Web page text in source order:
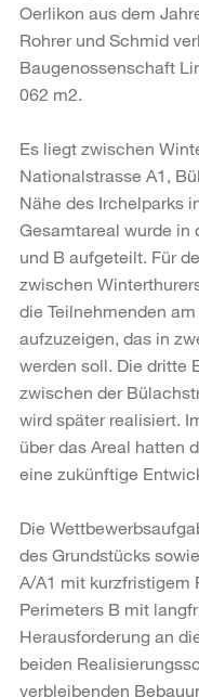
Oerlikon aus dem
Rohrer und Schmid
Baugenossenschaft
062 m2.
Es liegt zwischen
Nationalstrasse A1,
Nähe des Irchelparks
Gesamtareal wurde in
und B aufgeteilt. Für
zwischen
die Teilnehmenden
aufzuzeigen, das in
werden soll. Die dritte
zwischen der
wird später realisiert.
über das Areal hatten
eine zukünftige
Die
des Grundstücks
A/A1 mit kurzfristigem
Perimeters B mit
Herausforderung an
beiden
verbleibenden